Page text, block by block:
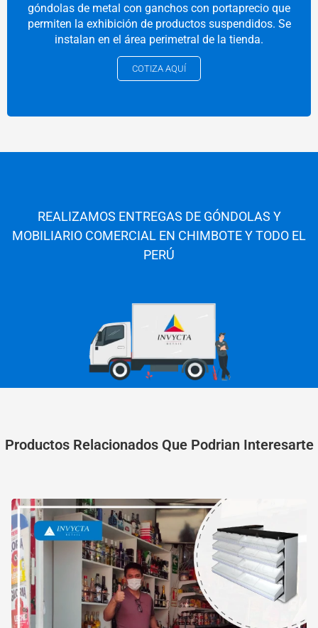
góndolas de metal con ganchos con portaprecio que
permiten la exhibición de productos suspendidos. Se
instalan en el área perimetral de la tienda.
COTIZA AQUÍ
REALIZAMOS ENTREGAS DE GÓNDOLAS Y
MOBILIARIO COMERCIAL EN CHIMBOTE Y TODO EL
PERÚ
Productos Relacionados Que Podrian Interesarte